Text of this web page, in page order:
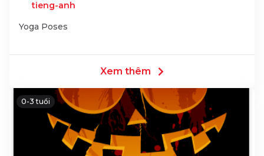
tieng-anh
Yoga Poses
Xem thêm
0-3 tuổi